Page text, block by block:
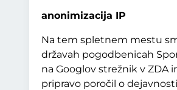
anonimizacija IP
Na tem spletnem mestu
državah pogodbenicah
na Googlov strežnik v ZDA
pripravo poročil o